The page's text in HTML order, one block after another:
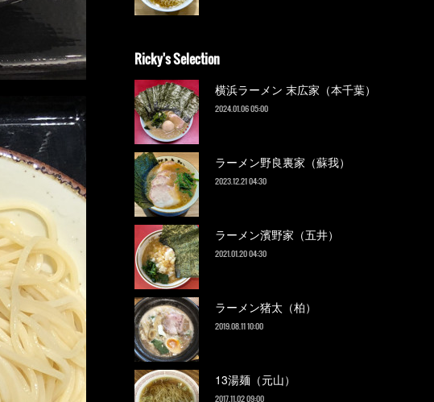
Ricky's Selection
横浜ラーメン 末広家（本千葉）
2024.01.06 05:00
ラーメン野良裏家（蘇我）
2023.12.21 04:30
ラーメン濱野家（五井）
2021.01.20 04:30
ラーメン猪太（柏）
2019.08.11 10:00
13湯麺（元山）
2017.11.02 09:00